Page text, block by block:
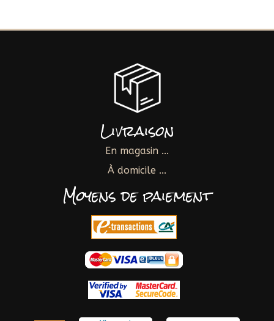
Livraison
En magasin ...
À domicile ...
Moyens de paiement